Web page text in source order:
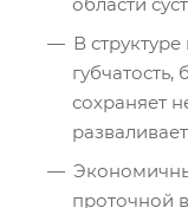
В
сохраняет
проточной